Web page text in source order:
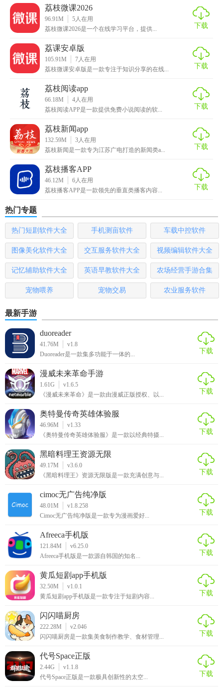
课件，例如PPT这类的；
大家进到到自身的课程中，随后挑选里边的教学课件，下面
里边涵盖了照片，短视频，
这些，教学课件得话是在文
档里边，提交后就可以了。
【荔枝微课app亮点】
你喜欢
【富媒体传播】课堂支持语音、图片、PPT、视频、音频等多
种内容形式，高效传播
【大咖云集】杨澜、王力宏、黄磊、李玉刚、车晓、俞飞鸿
等明星讲师入驻平台
【专属直播间】一键创造，快速拥有专属的知识店铺，迈入
知识付费领域
【月入过万】荔枝微课已孵化上万名月入过万的讲师，共享
知识付费红利
【精准推广】大数据分析用户喜好，优质的内容推向更适合
的群体
【荔枝微课app优势】
全国领先的大众知识分享平台，平台基础功能终身免费使
用。
任何城市、年龄以及各行各业的人都可以随时随地在平台免
费开课；任何人都可以在平台听课学习。
包装推广，共同打造爆款课程，与你一同共赴知识盛宴。
荔枝微课2026
96.91M 5人在用
荔枝微课2026是一个在线学习平台，提供...
下载
荔课安卓版
105.91M 7人在用
荔枝微课安卓版是一款专注于知识分享的在线...
下载
荔枝阅读app
66.18M 4人在用
荔枝阅读APP是一款提供免费小说阅读的软...
下载
荔枝新闻app
132.59M 3人在用
荔枝新闻是一款专为江苏广电打造的新闻类a...
下载
荔枝播客APP
46.12M 6人在用
荔枝播客APP是一款领先的垂直类播客内容...
下载
热门专题
热门短剧软件大全 手机测亩软件 车载中控软件
图像美化软件大全 交互服务软件大全 视频编辑软件大全
记忆辅助软件大全 英语早教软件大全 农场经营手游合集
宠物喂养 宠物交易 农业服务软件
最新手游
duoreader
41.76M
v1.8
Duoreader是一款集多功能于一体的...
下载
漫威未来革命手游
1.61G
v1.6.5
《漫威未来革命》是一款由漫威正版授权、以...
下载
奥特曼传奇英雄体验服
46.96M
v1.33
《奥特曼传奇英雄体验服》是一款以经典特摄...
下载
黑暗料理王资源无限
49.17M
v3.6.0
《黑暗料理王》资源无限版是一款充满创意与...
下载
cimoc无广告纯净版
48.01M
v1.8.258
Cimoc无广告纯净版是一款专为漫画爱好...
下载
Afreeca手机版
121.84M
v6.25.0
Afreeca手机版是一款源自韩国的知名...
下载
黄瓜短剧app手机版
32.50M
v1.0.1
黄瓜短剧app手机版是一款专注于短剧内容...
下载
闪闪喵厨房
222.28M
v2.046
闪闪喵厨房是一款集美食制作教学、食材管理...
下载
代号Space正版
2.44G
v1.1.8
代号Space正版是一款极具创新性的太空...
下载